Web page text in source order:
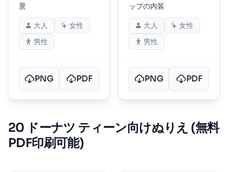
景
大人
女性
男性
PNG PDF
ップの内装
大人
女性
男性
PNG PDF
20 ドーナツ ティーン向けぬりえ (無料
PDF印刷可能)